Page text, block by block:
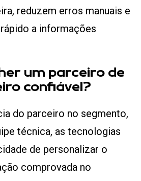
reduzem erros manuais e
a informações
um parceiro de
confiável?
do parceiro no segmento,
técnica, as tecnologias
de personalizar o
comprovada no